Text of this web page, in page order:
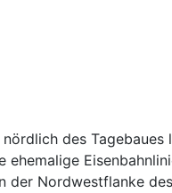
des
Nordwestflanke